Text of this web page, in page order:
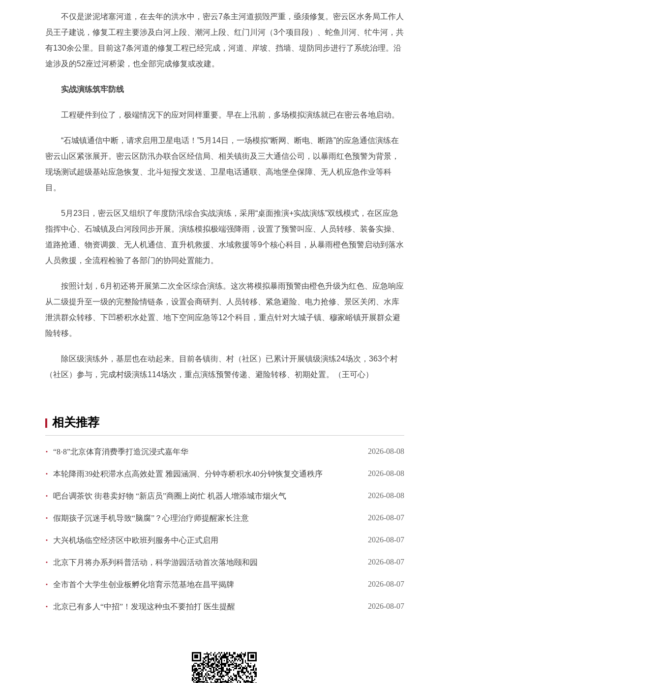
不仅是淤泥堵塞河道，在去年的洪水中，密云7条主河道损毁严重，亟须修复。密云区水务局工作人
员王子建说，修复工程主要涉及白河上段、潮河上段、红门川河（3个项目段）、蛇鱼川河、牤牛河，共
有130余公里。目前这7条河道的修复工程已经完成，河道、岸坡、挡墙、堤防同步进行了系统治理。沿
途涉及的52座过河桥梁，也全部完成修复或改建。
实战演练筑牢防线
工程硬件到位了，极端情况下的应对同样重要。早在上汛前，多场模拟演练就已在密云各地启动。
“石城镇通信中断，请求启用卫星电话！”5月14日，一场模拟“断网、断电、断路”的应急通信演练在
密云山区紧张展开。密云区防汛办联合区经信局、相关镇街及三大通信公司，以暴雨红色预警为背景，
现场测试超级基站应急恢复、北斗短报文发送、卫星电话通联、高地堡垒保障、无人机应急作业等科
目。
5月23日，密云区又组织了年度防汛综合实战演练，采用“桌面推演+实战演练”双线模式，在区应急
指挥中心、石城镇及白河段同步开展。演练模拟极端强降雨，设置了预警叫应、人员转移、装备实操、
道路抢通、物资调拨、无人机通信、直升机救援、水域救援等9个核心科目，从暴雨橙色预警启动到落水
人员救援，全流程检验了各部门的协同处置能力。
按照计划，6月初还将开展第二次全区综合演练。这次将模拟暴雨预警由橙色升级为红色、应急响应
从二级提升至一级的完整险情链条，设置会商研判、人员转移、紧急避险、电力抢修、景区关闭、水库
泄洪群众转移、下凹桥积水处置、地下空间应急等12个科目，重点针对大城子镇、穆家峪镇开展群众避
险转移。
除区级演练外，基层也在动起来。目前各镇街、村（社区）已累计开展镇级演练24场次，363个村
（社区）参与，完成村级演练114场次，重点演练预警传递、避险转移、初期处置。（王可心）
相关推荐
· “8·8”北京体育消费季打造沉浸式嘉年华 2026-08-08
· 本轮降雨39处积滞水点高效处置 雅园涵洞、分钟寺桥积水40分钟恢复交通秩序 2026-08-08
· 吧台调茶饮 街巷卖好物 “新店员”商圈上岗忙 机器人增添城市烟火气 2026-08-08
· 假期孩子沉迷手机导致“脑腐”？心理治疗师提醒家长注意 2026-08-07
· 大兴机场临空经济区中欧班列服务中心正式启用 2026-08-07
· 北京下月将办系列科普活动，科学游园活动首次落地颐和园 2026-08-07
· 全市首个大学生创业板孵化培育示范基地在昌平揭牌 2026-08-07
· 北京已有多人“中招”！发现这种虫不要拍打 医生提醒 2026-08-07